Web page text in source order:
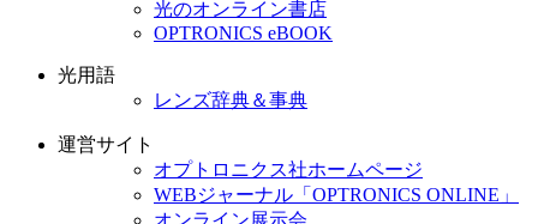
光のオンライン書店
OPTRONICS eBOOK
光用語
レンズ辞典＆事典
運営サイト
オプトロニクス社ホームページ
WEBジャーナル「OPTRONICS ONLINE」